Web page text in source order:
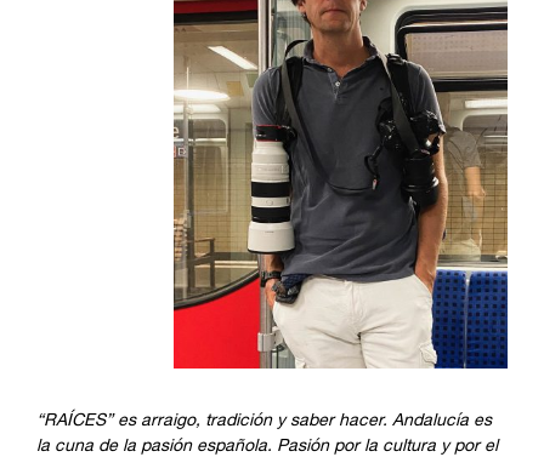
“RAÍCES” es arraigo, tradición y saber hacer. Andalucía es
la cuna de la pasión española. Pasión por la cultura y por el